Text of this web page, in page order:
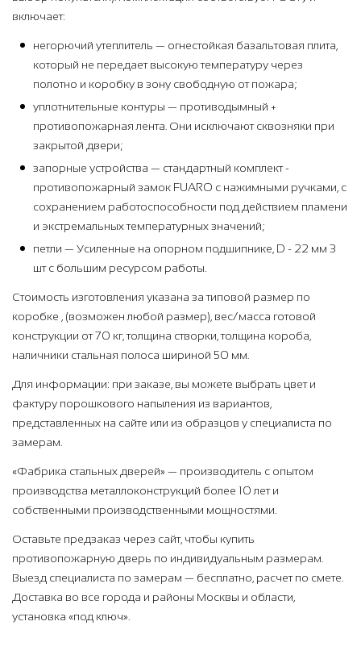
включает:
негорючий утеплитель — огнестойкая базальтовая плита,
который не передает высокую температуру через
полотно и коробку в зону свободную от пожара;
уплотнительные контуры — противодымный +
противопожарная лента. Они исключают сквозняки при
закрытой двери;
запорные устройства — стандартный комплект -
противопожарный замок FUARO с нажимными ручками, с
сохранением работоспособности под действием пламени
и экстремальных температурных значений;
петли — Усиленные на опорном подшипнике, D - 22 мм 3
шт с большим ресурсом работы.
Стоимость изготовления указана за типовой размер по
коробке , (возможен любой размер), вес/масса готовой
конструкции от 70 кг, толщина створки, толщина короба,
наличники стальная полоса шириной 50 мм.
Для информации: при заказе, вы можете выбрать цвет и
фактуру порошкового напыления из вариантов,
представленных на сайте или из образцов у специалиста по
замерам.
«Фабрика стальных дверей» — производитель с опытом
производства металлоконструкций более 10 лет и
собственными производственными мощностями.
Оставьте предзаказ через сайт, чтобы купить
противопожарную дверь по индивидуальным размерам.
Выезд специалиста по замерам — бесплатно, расчет по смете.
Доставка во все города и районы Москвы и области,
установка «под ключ».